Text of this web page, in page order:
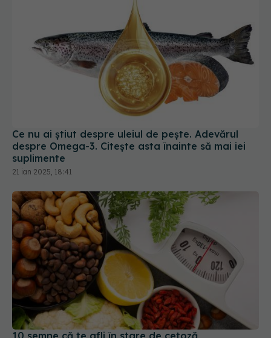
Ce nu ai știut despre uleiul de pește. Adevărul
despre Omega-3. Citește asta înainte să mai iei
suplimente
21 ian 2025, 18:41